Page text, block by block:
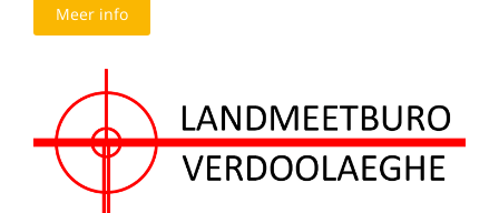
Meer info